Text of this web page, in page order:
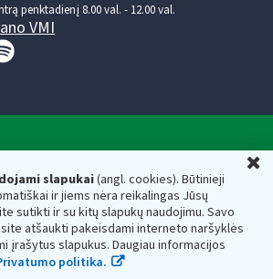
slapukai(angl. cookies). Būtinieji
ir jiems nėra reikalingas Jūsų
sutikti ir su kitų slapukų naudojimu. Savo
atšaukti pakeisdami interneto naršyklės
įrašytus slapukus. Daugiau informacijos
politika.
penktadienį 8.00 val. - 12.00 val.
VMI
ministerijos
asmens kodas — 188659752,
g. 14, 01107 Vilnius, Lietuva, el.paštas:
dėžutės adresas 188659752
mokesčių inspekciją prie Lietuvos
kaupiami ir saugomi Juridinių